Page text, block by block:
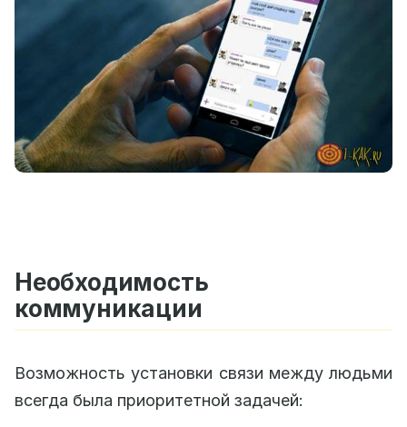
Необходимость
коммуникации
Возможность установки связи между людьми
всегда была приоритетной задачей: